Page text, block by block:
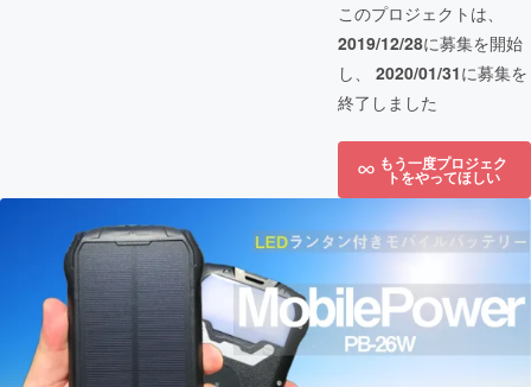
このプロジェクトは、
2019/12/28に募集を開始
し、 2020/01/31に募集を
終了しました
もう一度プロジェク
トをやってほしい